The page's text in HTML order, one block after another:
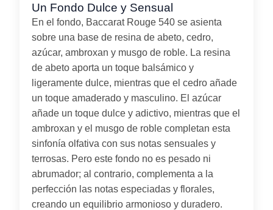
Un Fondo Dulce y Sensual
En el fondo, Baccarat Rouge 540 se asienta
sobre una base de resina de abeto, cedro,
azúcar, ambroxan y musgo de roble. La resina
de abeto aporta un toque balsámico y
ligeramente dulce, mientras que el cedro añade
un toque amaderado y masculino. El azúcar
añade un toque dulce y adictivo, mientras que el
ambroxan y el musgo de roble completan esta
sinfonía olfativa con sus notas sensuales y
terrosas. Pero este fondo no es pesado ni
abrumador; al contrario, complementa a la
perfección las notas especiadas y florales,
creando un equilibrio armonioso y duradero.